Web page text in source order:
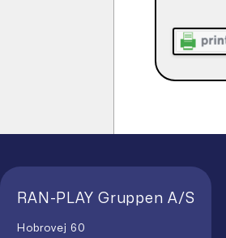
RAN-PLAY Gruppen A/S
Hobrovej 60